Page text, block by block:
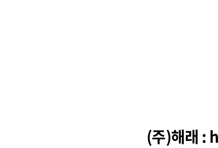
(주)해래